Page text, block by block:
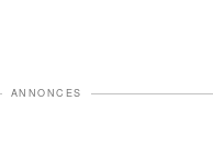
ANNONCES